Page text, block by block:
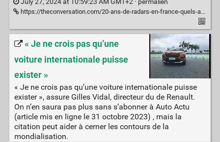
July 27, 2024 at 10:59:23 AM GMT+2 · permalien
https://theconversation.com/20-ans-de-radars-en-france-quels-autres-leviers-aujourdhui-pour-promouvoir-la-securite-routiere-220186
« Je ne crois pas qu’une
voiture internationale puisse
exister »
« Je ne crois pas qu’une voiture internationale puisse
exister », assure Gilles Vidal, directeur du de Renault.
On n’en saura pas plus sans s’abonner à Auto Actu
(article mis en ligne le 31 octobre 2023) , mais la
citation peut aider à cerner les contours de la
mondialisation.